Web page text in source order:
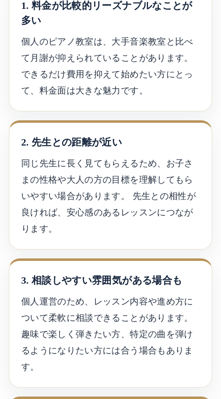
1. 料金が比較的リーズナブルなことが
多い
個人のピアノ教室は、大手音楽教室と比べ
て月謝が抑えられていることがあります。
できるだけ費用を抑えて始めたい方にとっ
て、料金面は大きな魅力です。
2. 先生との距離が近い
同じ先生に長く見てもらえるため、お子さ
まの性格や大人の方の目標を理解してもら
いやすい場合があります。 先生との相性が
良ければ、安心感のあるレッスンにつなが
ります。
3. 相談しやすい雰囲気がある場合も
個人運営のため、レッスン内容や進め方に
ついて柔軟に相談できることがあります。
趣味で楽しく弾きたい方、特定の曲を弾け
るようになりたい方には合う場合もありま
す。